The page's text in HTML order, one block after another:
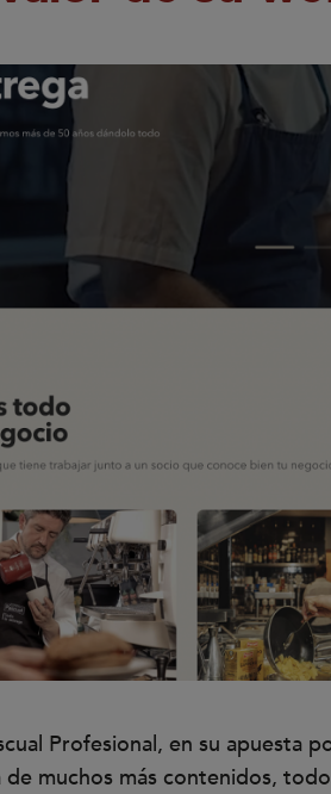
Profesional, en su apuesta
muchos más contenidos,